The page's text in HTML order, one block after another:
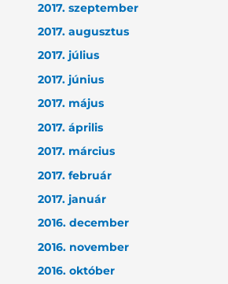
2017. szeptember
2017. augusztus
2017. július
2017. június
2017. május
2017. április
2017. március
2017. február
2017. január
2016. december
2016. november
2016. október